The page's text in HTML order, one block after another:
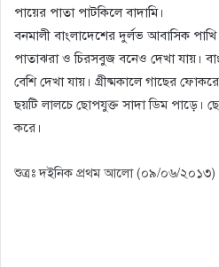
পায়ের পাতা পাটকিলে বাদামি।
বনমালী বাংলাদেশের দুর্লভ আবাসিক
পাতাঝরা ও চিরসবুজ বনেও দেখা যায়।
বেশি দেখা যায়। গ্রীষ্মকালে গাছের
ছয়টি লালচে ছোপযুক্ত সাদা ডিম পাড়ে।
করে।
শুত্রঃ দইনিক প্রথম আলো (০৯/০৬/২০১৩)